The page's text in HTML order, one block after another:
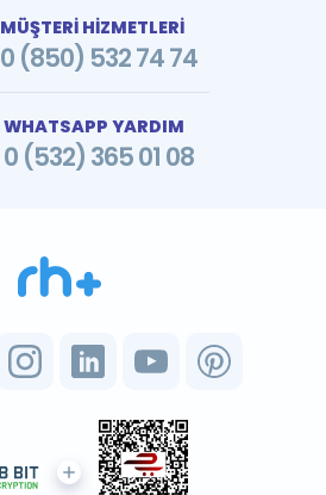
MÜŞTERİ HİZMETLERİ
0 (850) 532 74 74
WHATSAPP YARDIM
0 (532) 365 01 08